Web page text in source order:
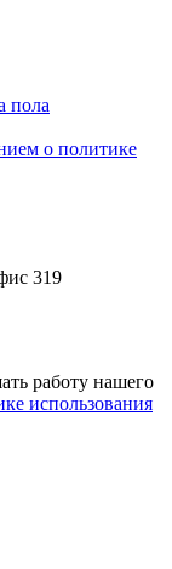
пола
о политике
319
работу нашего
использования